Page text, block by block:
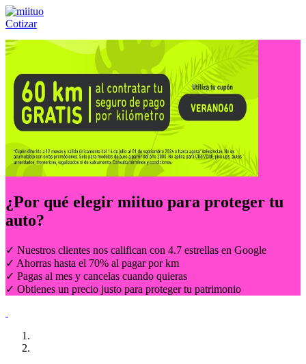
Cotizar
Llámanos al:(55) 84-21-05-00 ó
¿Por qué elegir miituo para proteger tu
auto?
✓ Nuestros clientes nos califican con 4.7 estrellas en Google
✓ Ahorras hasta el 70% al pagar por km
✓ Pagas al mes y cancelas cuando quieras
✓ Obtienes un precio justo para proteger tu patrimonio